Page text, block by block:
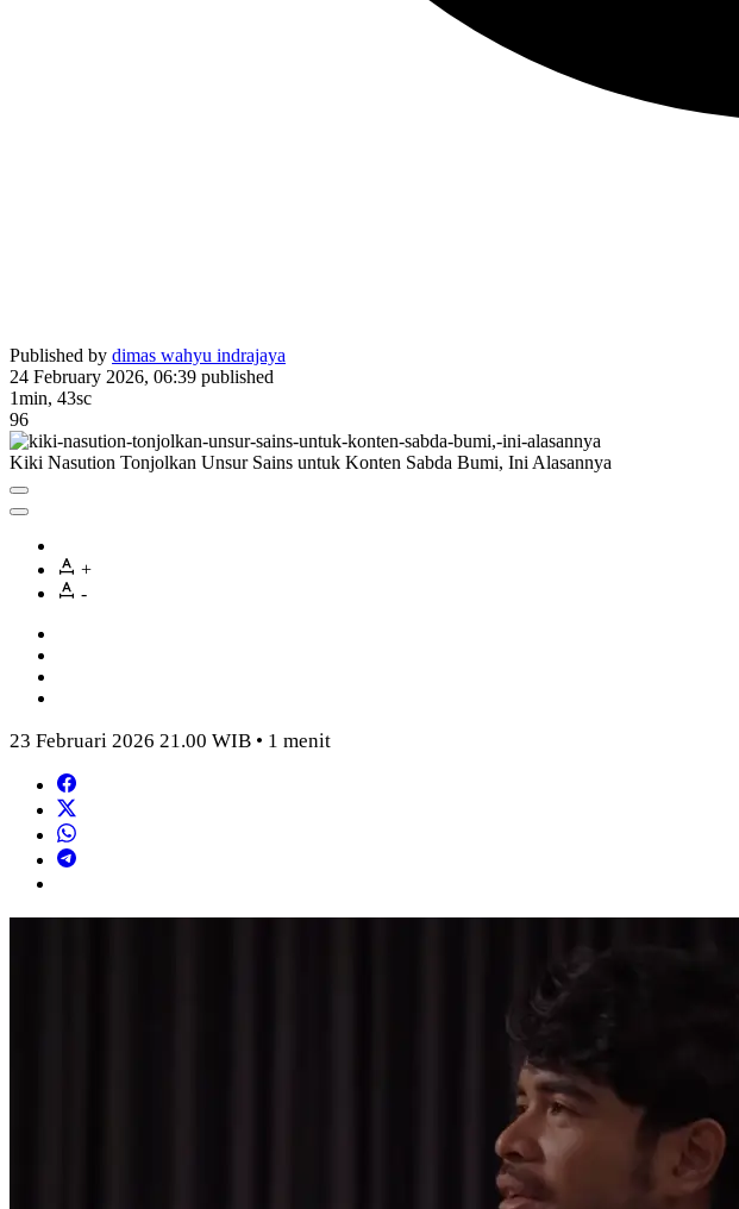
Published by dimas wahyu indrajaya
24 February 2026, 06:39 published
1min, 43sc
96
Kiki Nasution Tonjolkan Unsur Sains untuk Konten Sabda Bumi, Ini Alasannya
+
-
23 Februari 2026 21.00 WIB • 1 menit